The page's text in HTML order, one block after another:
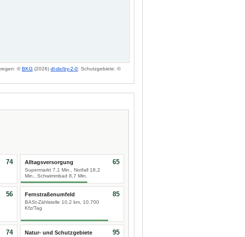
©BKG (2026) dl-de/by-2-0; Schutzgebiete: ©
74 Alltagsversorgung
Supermarkt 7,1 Min., Notfall 18,2
Min., Schwimmbad 8,7 Min.
65
56 Fernstraßenumfeld
BASt-Zählstelle 10,2 km, 10.700
Kfz/Tag
85
74 Natur- und Schutzgebiete 95